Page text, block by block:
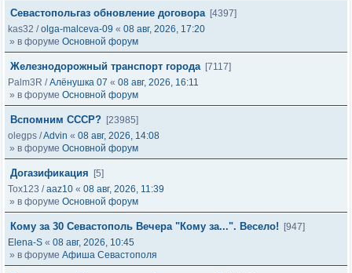
Севастопольгаз обновление договора [4397]
kas32 /olga-malceva-09 « 08 авг, 2026, 17:20
» в форуме Основной форум
Железнодорожный транспорт города [7117]
Palm3R /Алёнушка 07 « 08 авг, 2026, 16:11
» в форуме Основной форум
Вспомним СССР? [23985]
olegps /Advin « 08 авг, 2026, 14:08
» в форуме Основной форум
Догазификация
[5]
Tox123 /aaz10 « 08 авг, 2026, 11:39
» в форуме Основной форум
Кому за 30 Севастополь Вечера "Кому за...". Весело!
[947]
Elena-S « 08 авг, 2026, 10:45
» в форуме Афиша Севастополя